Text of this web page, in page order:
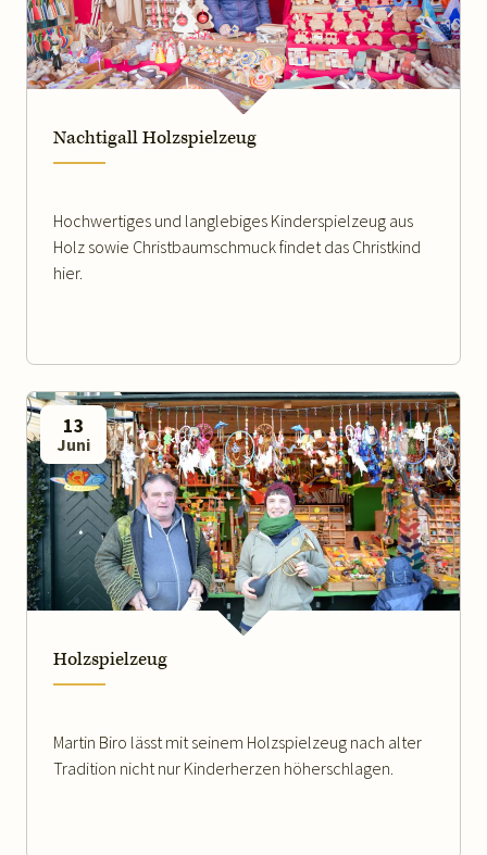
WEITERLESEN
Nachtigall Holzspielzeug
Hochwertiges und langlebiges Kinderspielzeug aus
Holz sowie Christbaumschmuck findet das Christkind
hier.
WEITERLESEN
13
Juni
Holzspielzeug
Martin Biro lässt mit seinem Holzspielzeug nach alter
Tradition nicht nur Kinderherzen höherschlagen.